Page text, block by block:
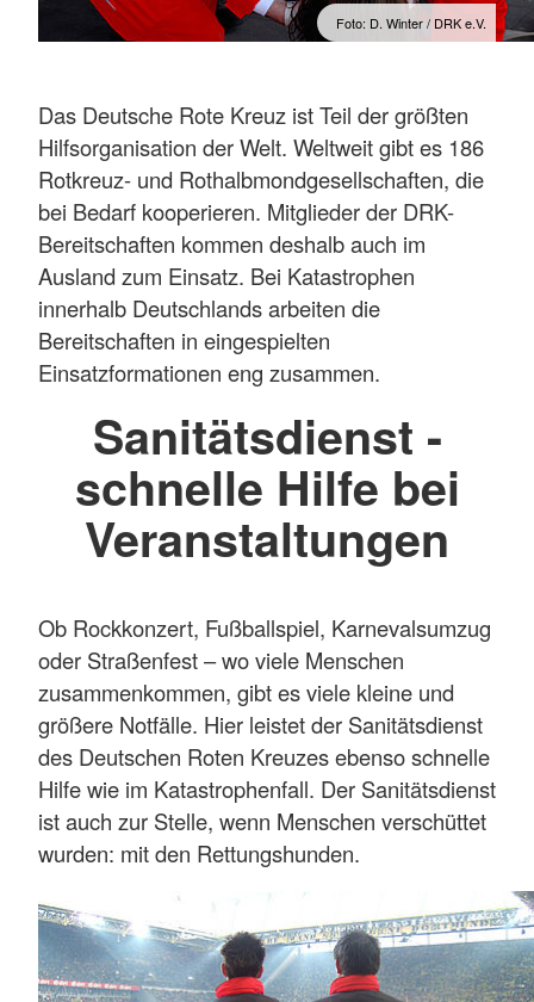
Foto: D. Winter / DRK e.V.
Das Deutsche Rote Kreuz ist Teil der größten
Hilfsorganisation der Welt. Weltweit gibt es 186
Rotkreuz- und Rothalbmondgesellschaften, die
bei Bedarf kooperieren. Mitglieder der DRK-
Bereitschaften kommen deshalb auch im
Ausland zum Einsatz. Bei Katastrophen
innerhalb Deutschlands arbeiten die
Bereitschaften in eingespielten
Einsatzformationen eng zusammen.
Sanitätsdienst -
schnelle Hilfe bei
Veranstaltungen
Ob Rockkonzert, Fußballspiel, Karnevalsumzug
oder Straßenfest – wo viele Menschen
zusammenkommen, gibt es viele kleine und
größere Notfälle. Hier leistet der Sanitätsdienst
des Deutschen Roten Kreuzes ebenso schnelle
Hilfe wie im Katastrophenfall. Der Sanitätsdienst
ist auch zur Stelle, wenn Menschen verschüttet
wurden: mit den Rettungshunden.